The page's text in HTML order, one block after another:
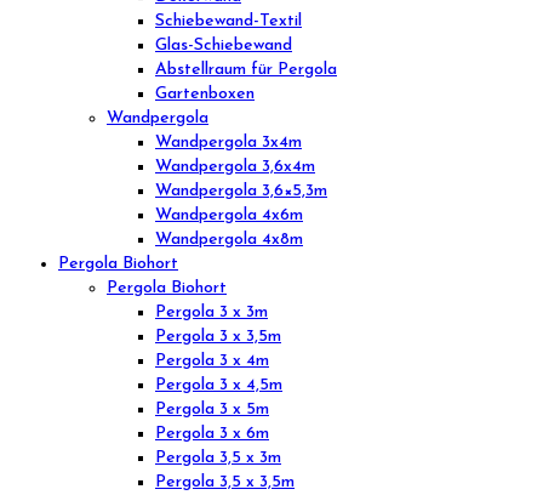
Schiebewand-Textil
Glas-Schiebewand
Abstellraum für Pergola
Gartenboxen
Wandpergola
Wandpergola 3x4m
Wandpergola 3,6x4m
Wandpergola 3,6×5,3m
Wandpergola 4x6m
Wandpergola 4x8m
Pergola Biohort
Pergola Biohort
Pergola 3 x 3m
Pergola 3 x 3,5m
Pergola 3 x 4m
Pergola 3 x 4,5m
Pergola 3 x 5m
Pergola 3 x 6m
Pergola 3,5 x 3m
Pergola 3,5 x 3,5m